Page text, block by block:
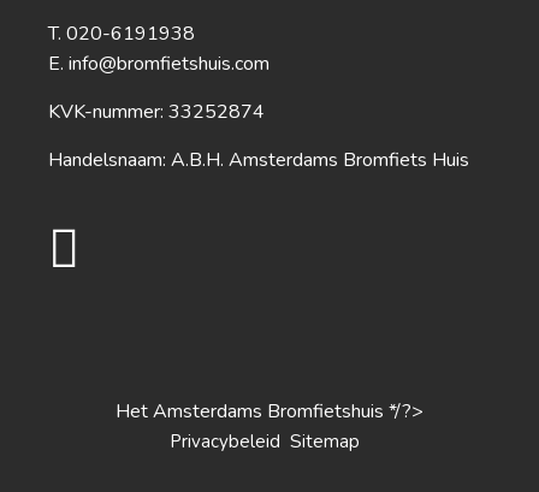
020-6191938
info@bromfietshuis.com
KVK-nummer: 33252874
Handelsnaam: A.B.H. Amsterdams Bromfiets Huis
Het Amsterdams Bromfietshuis */?>
Privacybeleid Sitemap